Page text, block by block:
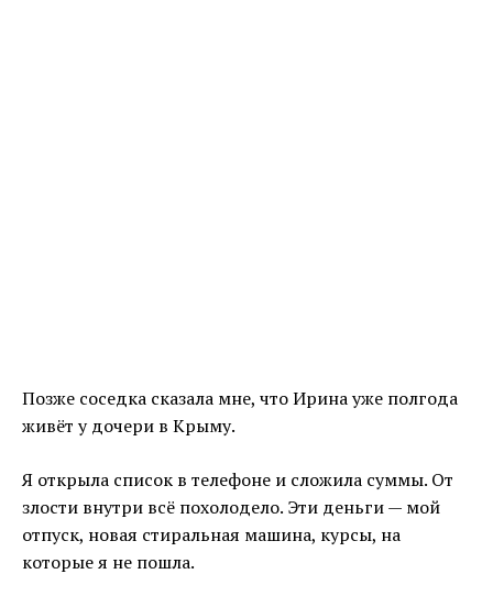
Позже соседка сказала мне, что Ирина уже полгода
живёт у дочери в Крыму.
Я открыла список в телефоне и сложила суммы. От
злости внутри всё похолодело. Эти деньги — мой
отпуск, новая стиральная машина, курсы, на
которые я не пошла.